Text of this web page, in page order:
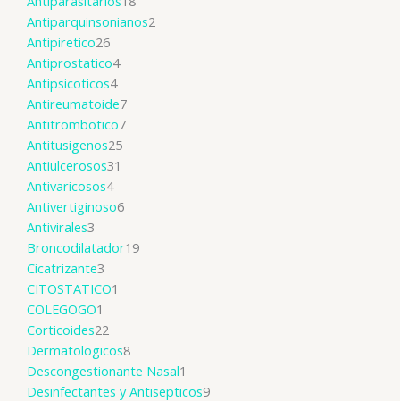
Antiparquinsonianos2
Antipiretico26
Antiprostatico4
Antipsicoticos4
Antireumatoide7
Antitrombotico7
Antitusigenos25
Antiulcerosos31
Antivaricosos4
Antivertiginoso6
Antivirales3
Broncodilatador19
Cicatrizante3
CITOSTATICO1
COLEGOGO1
Corticoides22
Dermatologicos8
Descongestionante Nasal1
Desinfectantes y Antisepticos9